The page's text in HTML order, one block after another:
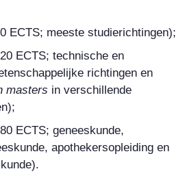
ECTS; meeste studierichtingen);
ECTS; technische en
richtingen en
masters in verschillende
ECTS; geneeskunde,
apothekersopleiding en